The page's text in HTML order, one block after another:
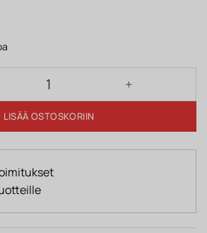
€.
valkoinen määrä
LISÄÄ OSTOSKORIIN